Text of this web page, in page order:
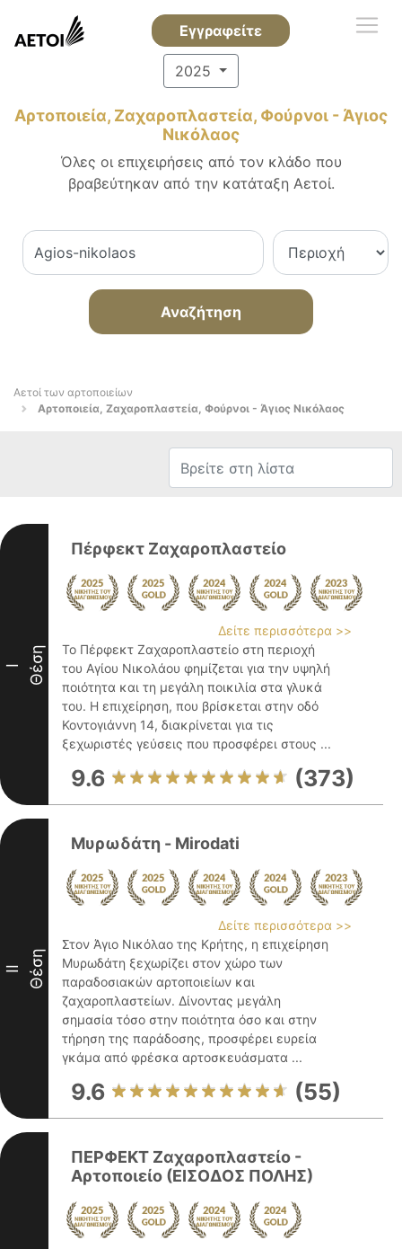
Εγγραφείτε
2025
Αρτοποιεία, Ζαχαροπλαστεία, Φούρνοι - Άγιος
Νικόλαος
Όλες οι επιχειρήσεις από τον κλάδο που
βραβεύτηκαν από την κατάταξη Αετοί.
Αναζήτηση
Αετοί των αρτοποιείων
Αρτοποιεία, Ζαχαροπλαστεία, Φούρνοι - Άγιος Νικόλαος
I Θέση
Πέρφεκτ Ζαχαροπλαστείο
Δείτε περισσότερα >>
Το Πέρφεκτ Ζαχαροπλαστείο στη περιοχή
του Αγίου Νικολάου φημίζεται για την υψηλή
ποιότητα και τη μεγάλη ποικιλία στα γλυκά
του. Η επιχείρηση, που βρίσκεται στην οδό
Κοντογιάννη 14, διακρίνεται για τις
ξεχωριστές γεύσεις που προσφέρει στους ...
9.6 (373)
II Θέση
Μυρωδάτη - Mirodati
Δείτε περισσότερα >>
Στον Άγιο Νικόλαο της Κρήτης, η επιχείρηση
Μυρωδάτη ξεχωρίζει στον χώρο των
παραδοσιακών αρτοποιείων και
ζαχαροπλαστείων. Δίνοντας μεγάλη
σημασία τόσο στην ποιότητα όσο και στην
τήρηση της παράδοσης, προσφέρει ευρεία
γκάμα από φρέσκα αρτοσκευάσματα ...
9.6 (55)
ΠΕΡΦΕΚΤ Ζαχαροπλαστείο -
Αρτοποιείο (ΕΙΣΟΔΟΣ ΠΟΛΗΣ)